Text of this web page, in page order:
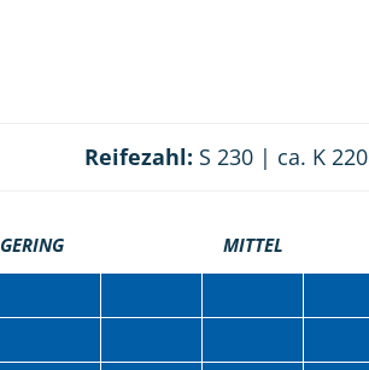
Reifezahl: S 230 | ca. K 220
GERING MITTEL